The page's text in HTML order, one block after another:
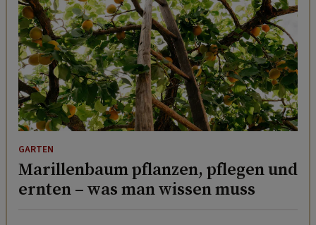
GARTEN
Marillenbaum pflanzen, pflegen und
ernten – was man wissen muss